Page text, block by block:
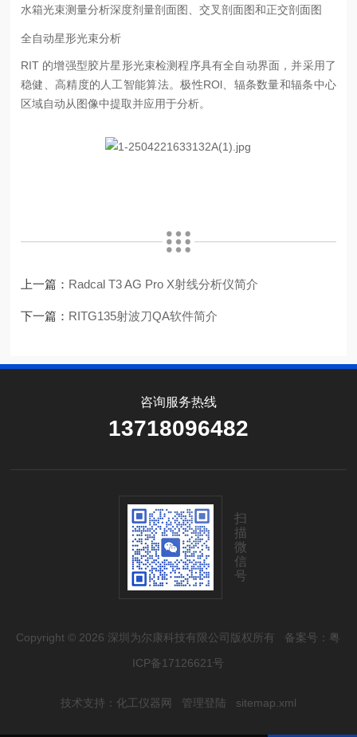
水箱光束测量分析深度剂量剖面图、交叉剖面图和正交剖面图
全自动星形光束分析
RIT 的增强型胶片星形光束检测程序具有全自动界面，并采用了
稳健、高精度的人工智能算法。极性ROl、辐条数量和辐条中心
区域自动从图像中提取并应用于分析。
上一篇： Radcal T3 AG Pro X射线分析仪简介
下一篇： RITG135射波刀QA软件简介
咨询服务热线
13718096482
扫
描
微
信
号
Copyright © 2026 深圳为尔康科技有限公司版权所有 备案号：粤
ICP备17126621号
技术支持： 化工仪器网 管理登陆 sitemap.xml